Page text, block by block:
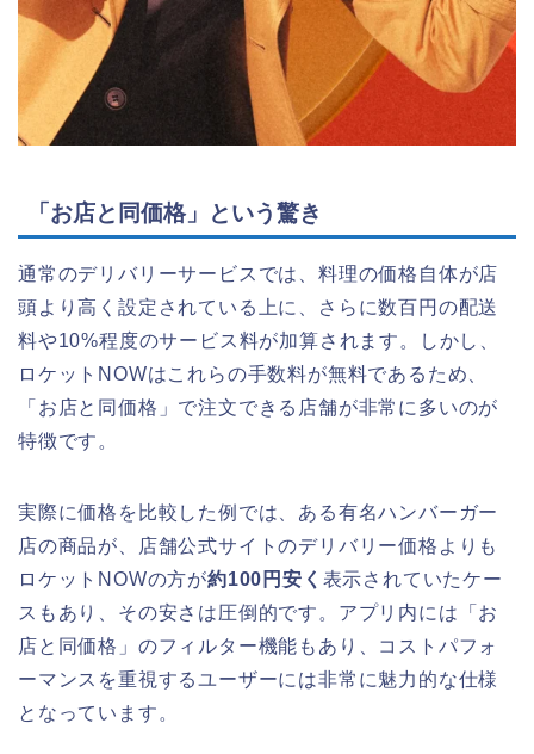
「お店と同価格」という驚き
通常のデリバリーサービスでは、料理の価格自体が店
頭より高く設定されている上に、さらに数百円の配送
料や10%程度のサービス料が加算されます。しかし、
ロケットNOWはこれらの手数料が無料であるため、
「お店と同価格」で注文できる店舗が非常に多いのが
特徴です。
実際に価格を比較した例では、ある有名ハンバーガー
店の商品が、店舗公式サイトのデリバリー価格よりも
ロケットNOWの方が約100円安く 表示されていたケー
スもあり、その安さは圧倒的です。アプリ内には「お
店と同価格」のフィルター機能もあり、コストパフォ
ーマンスを重視するユーザーには非常に魅力的な仕様
となっています。